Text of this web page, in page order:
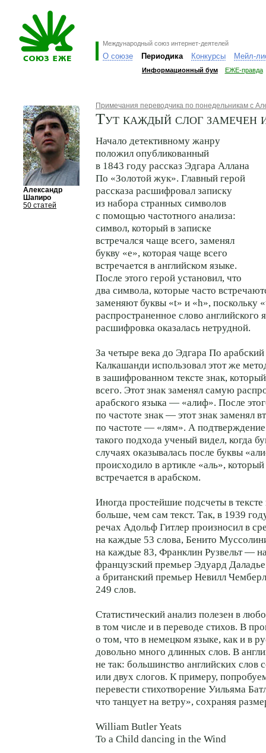
Международный союз интернет-деятелей
О союзе Периодика Конкурсы Мейл-
Информационный бум ЕЖЕ-правда
Александр
Шапиро
50 статей
Примечания переводчика по понедельникам с
Тут каждый слог замечен
Начало детективному жанру
положил опубликованный
в 1843 году рассказ Эдгара Аллана
По «Золотой жук». Главный герой
рассказа расшифровал записку
из набора странных символов
с помощью частотного анализа:
символ, который в записке
встречался чаще всего, заменял
букву «e», которая чаще всего
встречается в английском языке.
После этого герой установил, что
два символа, которые часто
заменяют буквы «t» и «h», поскольку
распространенное слово английского
расшифровка оказалась нетрудной.
За четыре века до Эдгара По
Калкашанди использовал этот же
в зашифрованном тексте знак,
всего. Этот знак заменял самую
арабского языка — «алиф». После
по частоте знак — этот знак заменял
по частоте — «лям». А подтверждение
такого подхода ученый видел, когда
случаях оказывалась после буквы
происходило в артикле «аль»,
встречается в арабском.
Иногда простейшие подсчеты в тексте
больше, чем сам текст. Так, в 1939
речах Адольф Гитлер произносил в
на каждые 53 слова, Бенито
на каждые 83, Франклин Рузвельт —
французский премьер Эдуард
а британский премьер Невилл
249 слов.
Статистический анализ полезен в
в том числе и в переводе стихов. В
о том, что в немецком языке, как и в
довольно много длинных слов. В
не так: большинство английских слов
или двух слогов. К примеру,
перевести стихотворение Уильяма
что танцует на ветру», сохраняя
William Butler Yeats
To a Child dancing in the Wind